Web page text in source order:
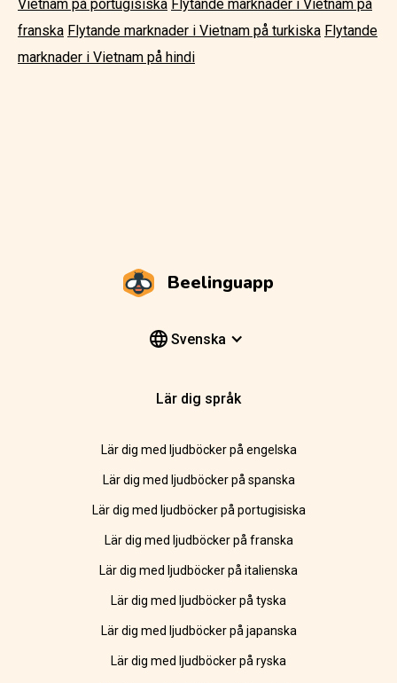
Vietnam på portugisiska Flytande marknader i Vietnam på
franska Flytande marknader i Vietnam på turkiska Flytande
marknader i Vietnam på hindi
Beelinguapp
Svenska
Lär dig språk
Lär dig med ljudböcker på engelska
Lär dig med ljudböcker på spanska
Lär dig med ljudböcker på portugisiska
Lär dig med ljudböcker på franska
Lär dig med ljudböcker på italienska
Lär dig med ljudböcker på tyska
Lär dig med ljudböcker på japanska
Lär dig med ljudböcker på ryska